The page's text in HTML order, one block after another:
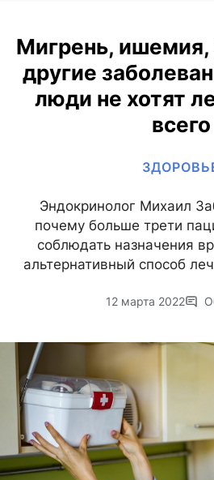
Мигрень, ишемия,
другие
люди не хотят
всего
Эндокринолог Михаил
почему больше трети
соблюдать назначения
альтернативный способ
12 марта 2022